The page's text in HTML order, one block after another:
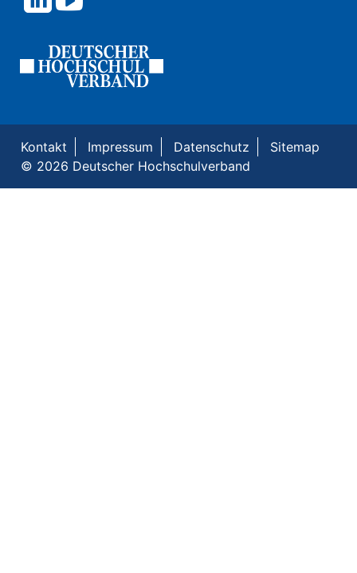
Kontakt Impressum Datenschutz
Sitemap
© 2026 Deutscher Hochschulverband